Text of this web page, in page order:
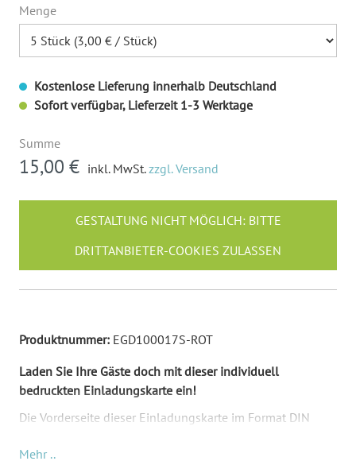
Menge
Kostenlose Lieferung innerhalb Deutschland
Sofort verfügbar, Lieferzeit 1-3 Werktage
Summe
15,00 € inkl. MwSt.zzgl. Versand
GESTALTUNG NICHT MÖGLICH: BITTE
DRITTANBIETER-COOKIES ZULASSEN
Produktnummer: EGD100017S-ROT
Laden Sie Ihre Gäste doch mit dieser individuell
bedruckten Einladungskarte ein!
Die Vorderseite dieser Einladungskarte im Format DIN
Rückseite ist bedruckt mit einer Illustration dem Wort
Mehr ..